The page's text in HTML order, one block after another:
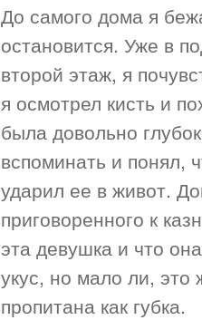
До самого дома я
остановится. Уже в
второй этаж, я
я осмотрел кисть и
была довольно
вспоминать и понял,
ударил ее в живот.
приговоренного к
эта девушка и что
укус, но мало ли,
пропитана как губка.